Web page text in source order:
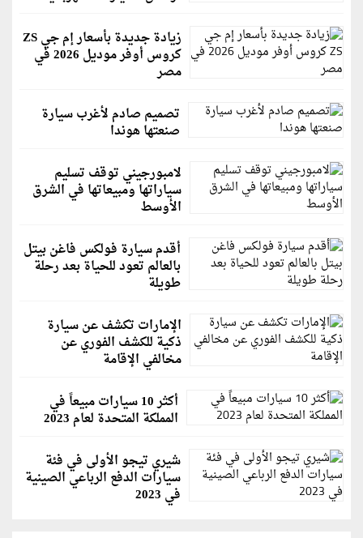
زيادة جديدة بأسعار إم جي ZS
كروس أوفر موديل 2026 في
مصر
تصميم صادم لأغرب سيارة
صنعتها هوندا
لامبورجيني توقف تسليم
سياراتها ومبيعاتها في الشرق
الأوسط
أقدم سيارة فولكس فاغن بيتل
بالعالم تعود للحياة بعد رحلة
طويلة
الإمارات تكشف عن سيارة
ذكية للكشف الفوري عن
مخالفي الإقامة
أكثر 10 سيارات مبيعاً في
المملكة المتحدة لعام 2023
شيري تيجو الأولى في فئة
سيارات الدفع الرباعي الصينية
في 2023